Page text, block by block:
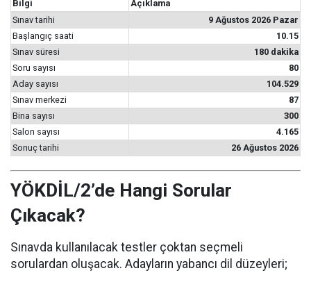
Bilgi
Açıklama
Sınav tarihi
9 Ağustos 2026 Pazar
Başlangıç saati
10.15
Sınav süresi
180 dakika
Soru sayısı
80
Aday sayısı
104.529
Sınav merkezi
87
Bina sayısı
300
Salon sayısı
4.165
Sonuç tarihi
26 Ağustos 2026
YÖKDİL/2’de Hangi Sorular
Çıkacak?
Sınavda kullanılacak testler çoktan seçmeli
sorulardan oluşacak. Adayların yabancı dil düzeyleri;